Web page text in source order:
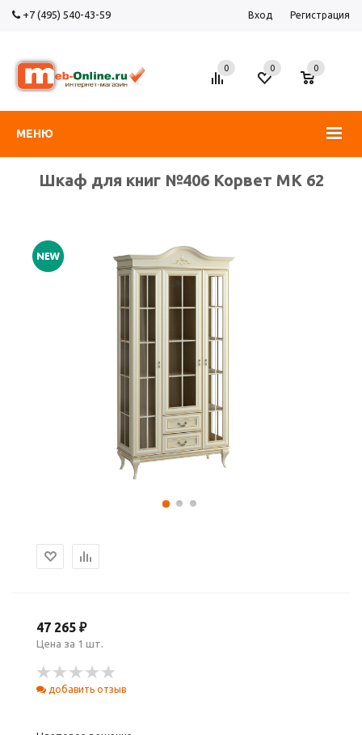
+7 (495) 540-43-59 Вход Регистрация
МЕНЮ
0 0
0
Шкаф для книг №406 Корвет МК 62
47 265 ₽
Цена за 1 шт.
добавить отзыв